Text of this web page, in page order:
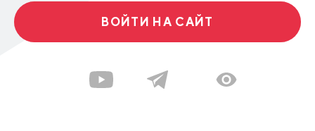
ВОЙТИ НА САЙТ